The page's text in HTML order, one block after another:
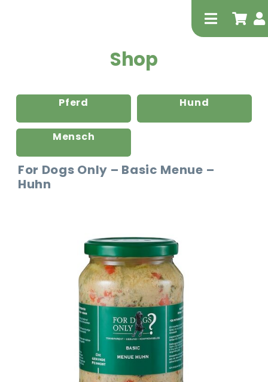
Toggle
Shop
Pferd Hund
Mensch
For Dogs Only – Basic Menue –
Huhn